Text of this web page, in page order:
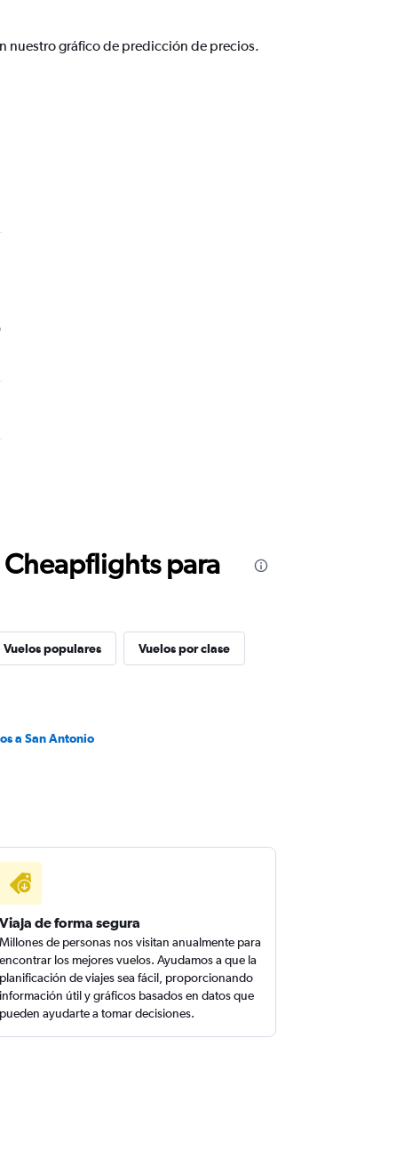
nuestro gráfico de predicción de precios.
para
Vuelos populares Vuelos por clase
a San Antonio
Viaja de forma segura
Millones de personas nos visitan anualmente para
encontrar los mejores vuelos. Ayudamos a que la
planificación de viajes sea fácil, proporcionando
información útil y gráficos basados en datos que
pueden ayudarte a tomar decisiones.